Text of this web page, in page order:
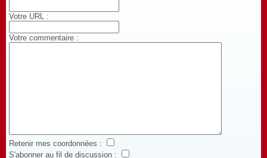
Votre URL :
Votre commentaire :
Retenir mes coordonnées :
S'abonner au fil de discussion :